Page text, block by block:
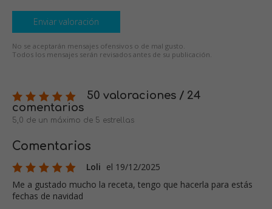
Enviar valoración
No se aceptarán mensajes ofensivos o de mal gusto.
Todos los mensajes serán revisados antes de su publicación.
50 valoraciones / 24
comentarios
5,0 de un máximo de 5 estrellas
Comentarios
Loli el 19/12/2025
Me a gustado mucho la receta, tengo que hacerla para estás
fechas de navidad